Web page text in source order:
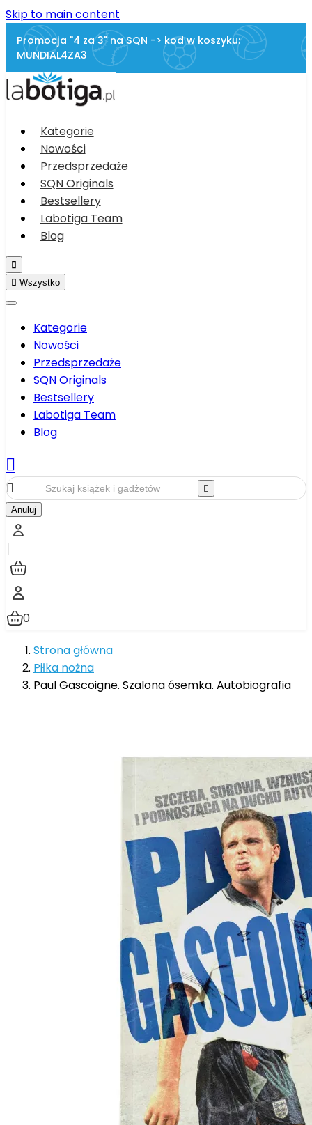
Skip to main content
Promocja "4 za 3" na SQN -> kod w koszyku:
MUNDIAL4ZA3
Kategorie
Nowości
Przedsprzedaże
SQN Originals
Bestsellery
Labotiga Team
Blog

 Wszystko
Kategorie
Nowości
Przedsprzedaże
SQN Originals
Bestsellery
Labotiga Team
Blog



Anuluj
0
Strona główna
Piłka nożna
Paul Gascoigne. Szalona ósemka. Autobiografia